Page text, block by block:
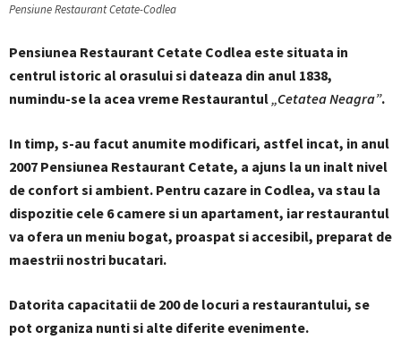
Pensiune Restaurant Cetate-Codlea
Pensiunea Restaurant Cetate Codlea este situata in
centrul istoric al orasului si dateaza din anul 1838,
numindu-se la acea vreme Restaurantul „Cetatea Neagra”.
In timp, s-au facut anumite modificari, astfel incat, in anul
2007 Pensiunea Restaurant Cetate, a ajuns la un inalt nivel
de confort si ambient. Pentru cazare in Codlea, va stau la
dispozitie cele 6 camere si un apartament, iar restaurantul
va ofera un meniu bogat, proaspat si accesibil, preparat de
maestrii nostri bucatari.
Datorita capacitatii de 200 de locuri a restaurantului, se
pot organiza nunti si alte diferite evenimente.